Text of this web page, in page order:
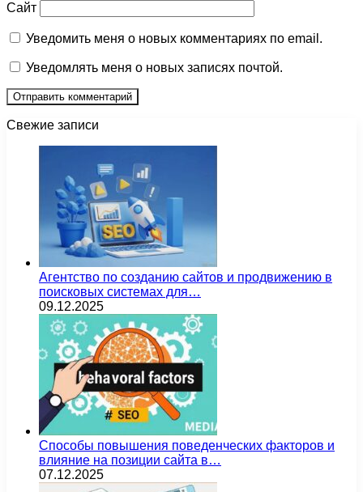
Сайт
Уведомить меня о новых комментариях по email.
Уведомлять меня о новых записях почтой.
Свежие записи
Агентство по созданию сайтов и продвижению в
поисковых системах для…
09.12.2025
Способы повышения поведенческих факторов и
влияние на позиции сайта в…
07.12.2025